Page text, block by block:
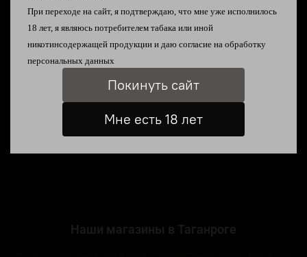
💧 Состав: 50/50 VG/PG
💧 Крепость: 20 salt
Наши магазины в Таганроге
При переходе на сайт, я подтверждаю, что мне уже исполнилось
18 лет, я являюсь потребителем табака или иной
никотинсодержащей продукции и даю согласие на обработку
персональных данных
Покинуть сайт
Мне есть 18 лет